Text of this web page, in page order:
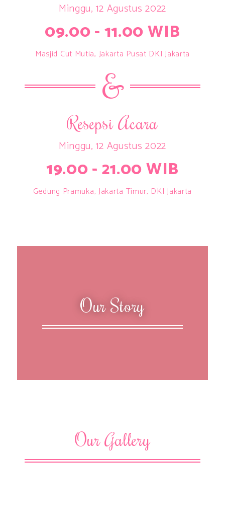
Minggu, 12 Agustus 2022
09.00 - 11.00 WIB
Masjid Cut Mutia, Jakarta Pusat DKI Jakarta
&
Resepsi Acara
Minggu, 12 Agustus 2022
19.00 - 21.00 WIB
Gedung Pramuka, Jakarta Timur, DKI Jakarta
Our Story
Our Gallery